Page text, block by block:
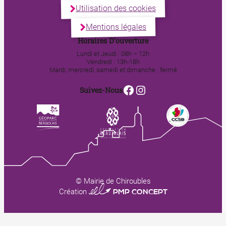
Utilisation des cookies
Mentions légales
Horaires D’ouverture
Lundi et Jeudi : 08h – 12h
Vendredi : 13h-18h
Mardi, mercredi, samedi et dimanche : fermé
Suivez-NousFacebook
Instagram
© Mairie de Chiroubles
Création 0123 PMP CONCEPT